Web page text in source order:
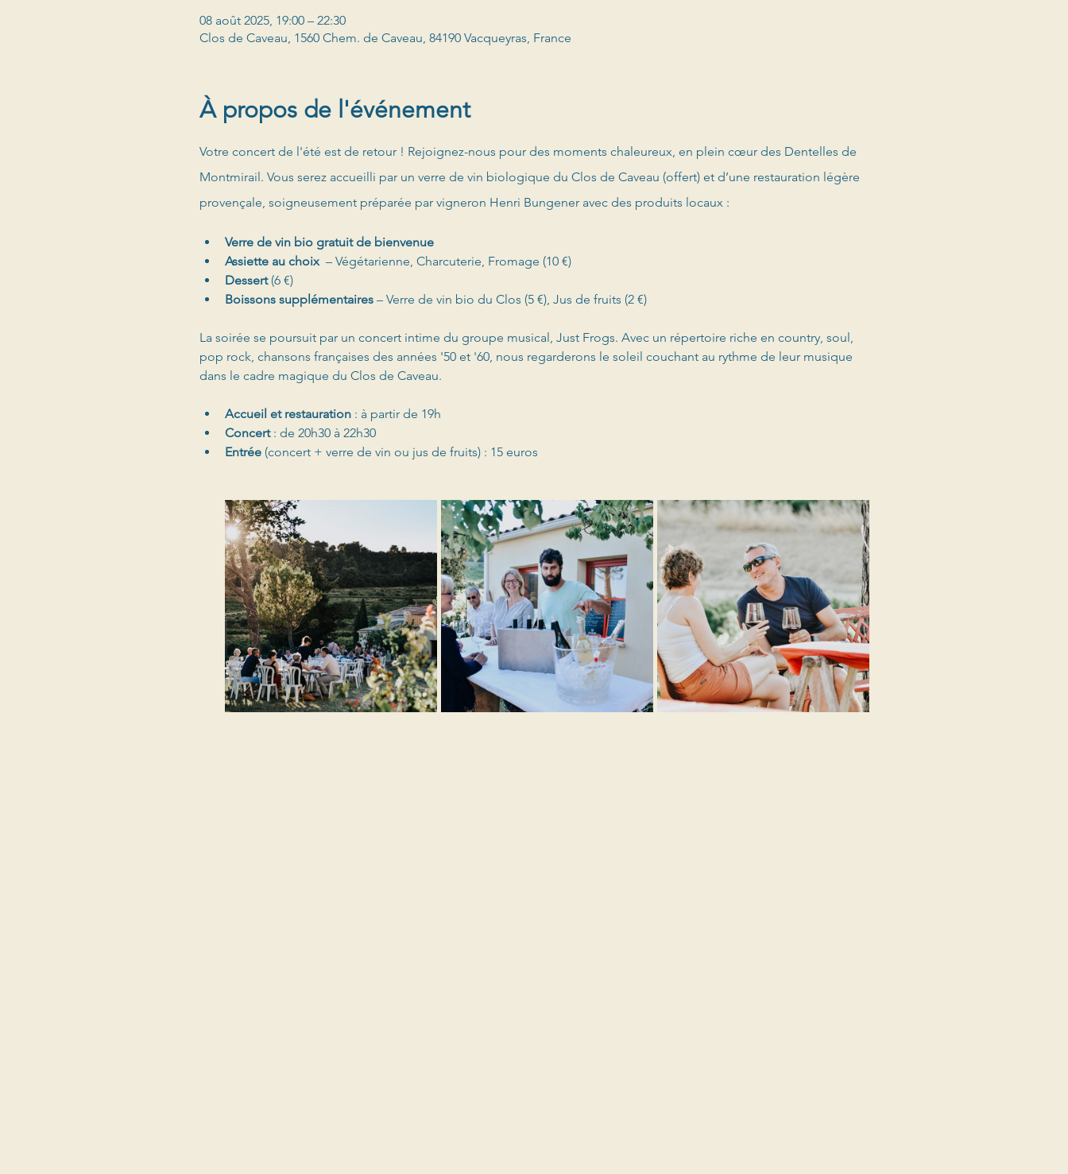
08 août 2025, 19:00 – 22:30
Clos de Caveau, 1560 Chem. de Caveau, 84190 Vacqueyras, France
À propos de l'événement
Votre concert de l'été est de retour ! Rejoignez-nous pour des moments chaleureux, en plein cœur des Dentelles de
Montmirail. Vous serez accueilli par un verre de vin biologique du Clos de Caveau (offert) et d’une restauration légère
provençale, soigneusement préparée par vigneron Henri Bungener avec des produits locaux :
Verre de vin bio gratuit de bienvenue
Assiette au choix – Végétarienne, Charcuterie, Fromage (10 €)
Dessert (6 €)
Boissons supplémentaires – Verre de vin bio du Clos (5 €), Jus de fruits (2 €)
La soirée se poursuit par un concert intime du groupe musical, Just Frogs. Avec un répertoire riche en country, soul,
pop rock, chansons françaises des années '50 et '60, nous regarderons le soleil couchant au rythme de leur musique
dans le cadre magique du Clos de Caveau.
Accueil et restauration : à partir de 19h
Concert : de 20h30 à 22h30
Entrée (concert + verre de vin ou jus de fruits) : 15 euros